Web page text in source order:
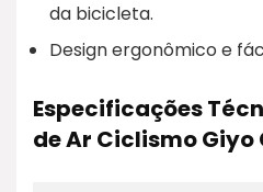
da bicicleta.
Design ergonômico e
Especificações
de Ar Ciclismo Giyo